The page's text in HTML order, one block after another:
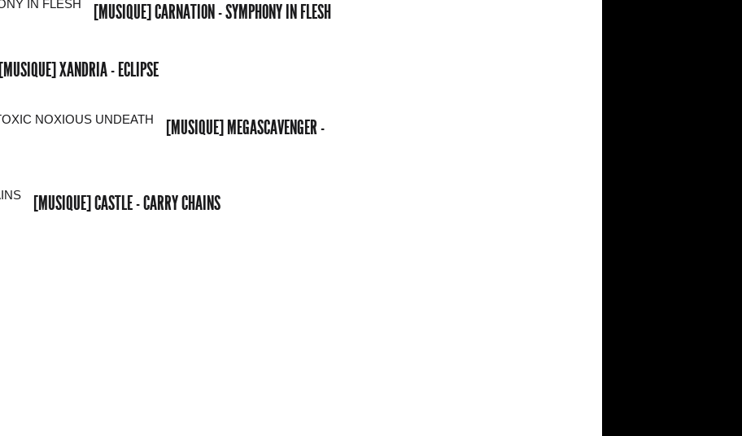
[MUSIQUE] CARNATION - SYMPHONY IN FLESH
[MUSIQUE] XANDRIA - ECLIPSE
[MUSIQUE] MEGASCAVENGER -
[MUSIQUE] CASTLE - CARRY CHAINS